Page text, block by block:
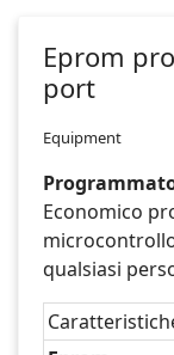
Eprom
port
Equipment
Economico
qualsiasi